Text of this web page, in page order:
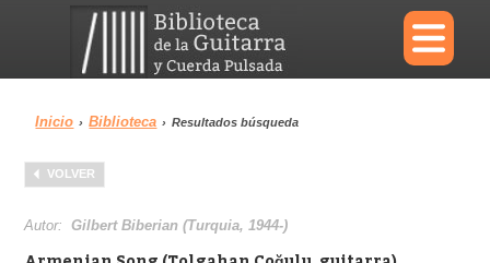
×
Menu
Biblioteca
Inicio › Biblioteca › Resultados búsqueda
VOLVER
Autor:Gilbert Biberian (Turquia, 1944-)